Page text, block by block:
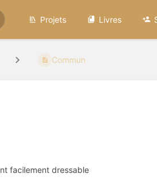
Projets Livres
Commun
facilement dressable